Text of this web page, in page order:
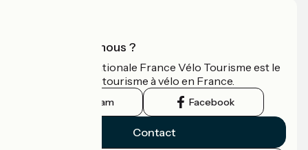
Qui sommes-nous ?
L'association nationale France Vélo Tourisme est le
guide officiel du tourisme à vélo en France.
Instagram Facebook
Contact